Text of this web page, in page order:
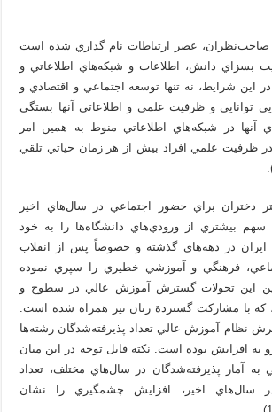
صاحب‌نظران، عصر ارتباطات نام گذاري شده است
بسزاي دانش، اطلاعات و شبکه‌هاي اطلاعاتي و
اين شرايط، نه تنها توسعه اجتماعي و اقتصادي و
توانايي و ظرفيت علمي و اطلاعاتي آنها بستگي
آنها در شبکه‌هاي اطلاعاتي منوط به همين امر
ظرفيت علمي افراد بيش از هر زمان حياتي تلقي
دختران براي حضور اجتماعي در سال‌هاي اخير
بيشتري از ورودي‌هاي دانشگاه‌ها را به خود
ايران در دهه‌هاي گذشته و خصوصاً پس از انقلاب
فرهنگي و آموزشي خطيري را سپري نموده
اين تحولات گسترش آموزش عالي در سطوح و
که با مشارکت گستردة زنان نيز همراه شده است.
نظام آموزش عالي تعداد پذيرفته‌شدگان رشته‌ها
به افزايش بوده است. نکته قابل توجه در اين ميان
به آمار پذيرفته‌شدگان در سال‌هاي مختلف، تعداد
سال‌هاي اخير، افزايش چشمگيري را نشان